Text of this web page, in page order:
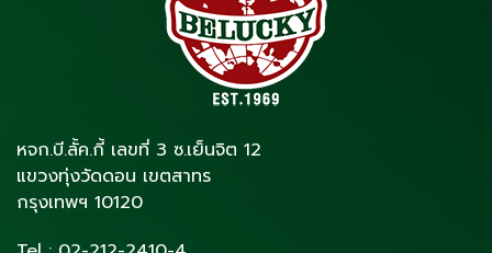
หจก.บี.ลั้ค.กี้ เลขที่ 3 ซ.เย็นจิต 12
แขวงทุ่งวัดดอน เขตสาทร
กรุงเทพฯ 10120